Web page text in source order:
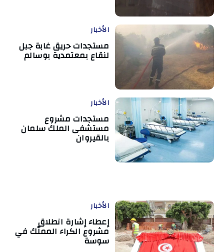
الأخبار
مستجدات حريق غابة جبل
لنقاع بمعتمدية بوسالم
الأخبار
مستجدات مشروع
مستشفى الملك سلمان
بالقيروان
الأخبار
إعطاء إشارة انطلاق
مشروع الكراء المملّك في
سوسة